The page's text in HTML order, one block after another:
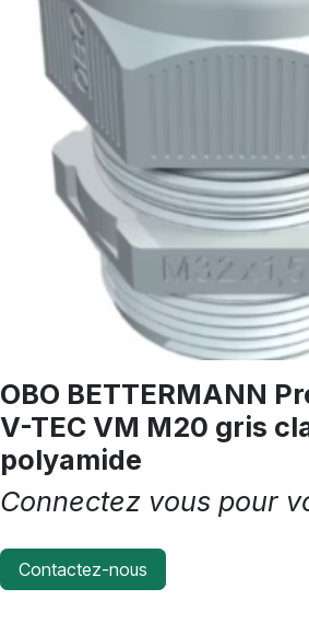
OBO BETTERMANN
V-TEC VM M20 gris
polyamide
Connectez vous pour
Contactez-nous